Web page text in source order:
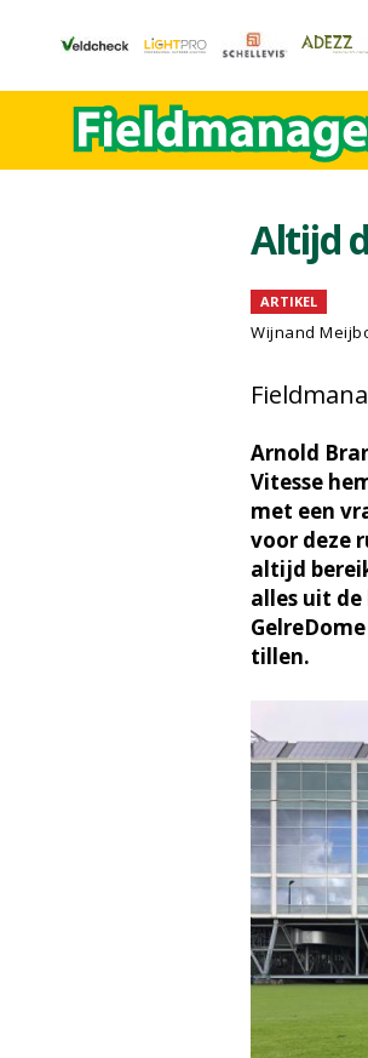
Altijd
ARTIKEL
Wijnand
Arnold
Vitesse
met een
voor deze
altijd
alles uit
tillen.